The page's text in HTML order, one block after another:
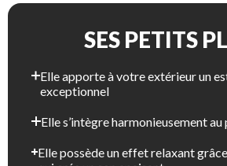
SES PETITS
Elle apporte à votre extérieur un
exceptionnel
Elle s’intègre harmonieusement au
Elle possède un effet relaxant